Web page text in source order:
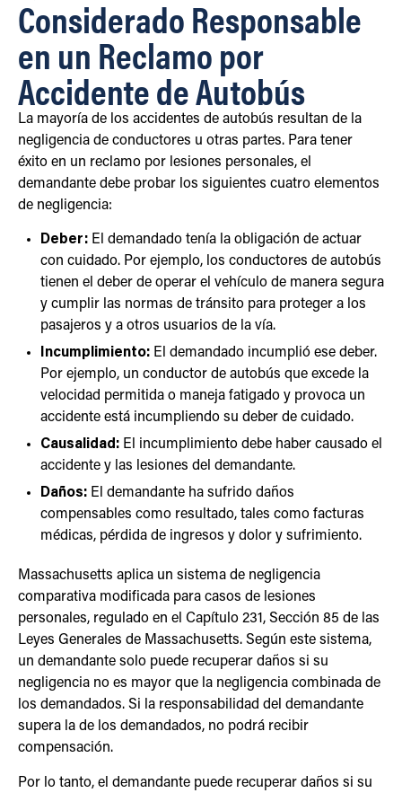
Considerado Responsable
en un Reclamo por
Accidente de Autobús
La mayoría de los accidentes de autobús resultan de la
negligencia de conductores u otras partes. Para tener
éxito en un reclamo por lesiones personales, el
demandante debe probar los siguientes cuatro elementos
de negligencia:
Deber: El demandado tenía la obligación de actuar
con cuidado. Por ejemplo, los conductores de autobús
tienen el deber de operar el vehículo de manera segura
y cumplir las normas de tránsito para proteger a los
pasajeros y a otros usuarios de la vía.
Incumplimiento: El demandado incumplió ese deber.
Por ejemplo, un conductor de autobús que excede la
velocidad permitida o maneja fatigado y provoca un
accidente está incumpliendo su deber de cuidado.
Causalidad: El incumplimiento debe haber causado el
accidente y las lesiones del demandante.
Daños: El demandante ha sufrido daños
compensables como resultado, tales como facturas
médicas, pérdida de ingresos y dolor y sufrimiento.
Massachusetts aplica un sistema de negligencia
comparativa modificada para casos de lesiones
personales, regulado en el Capítulo 231, Sección 85 de las
Leyes Generales de Massachusetts. Según este sistema,
un demandante solo puede recuperar daños si su
negligencia no es mayor que la negligencia combinada de
los demandados. Si la responsabilidad del demandante
supera la de los demandados, no podrá recibir
compensación.
Por lo tanto, el demandante puede recuperar daños si su